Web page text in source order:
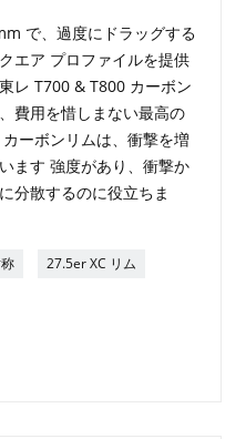
で、過度にドラッグする
エア プロファイルを提供
レ T700 & T800 カーボン
費用を惜しまない最高の
ーボンリムは、衝撃を増
ます 強度があり、衝撃か
分散するのに役立ちま
27.5er XC リム